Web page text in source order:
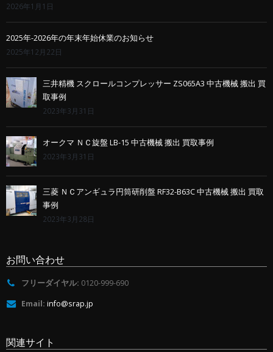
2026年1月1日
2025年-2026年の年末年始休業のお知らせ
2025年12月22日
三井精機 スクロールコンプレッサー ZS065A3 中古機械 搬出 買
取事例
2023年3月31日
オークマ ＮＣ旋盤 LB-15 中古機械 搬出 買取事例
2023年3月31日
三菱 ＮＣアンギュラ円筒研削盤 RF32-B63C 中古機械 搬出 買取
事例
2023年3月28日
お問い合わせ
フリーダイヤル: 0120-999-690
Email: info@srap.jp
関連サイト